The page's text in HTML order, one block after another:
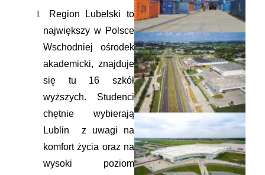
Region Lubelski to
największy w Polsce
Wschodniej ośrodek
akademicki, znajduje
się tu 16 szkół
wyższych. Studenci
chętnie wybierają
Lublin z uwagi na
komfort życia oraz na
wysoki poziom